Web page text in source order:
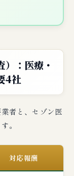
：医療・
4社
者と、セゾン医
。
対応報酬